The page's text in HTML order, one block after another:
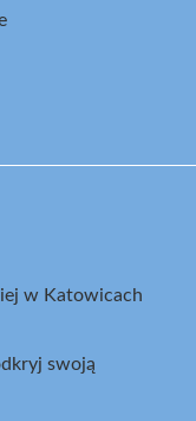
w Katowicach
swoją